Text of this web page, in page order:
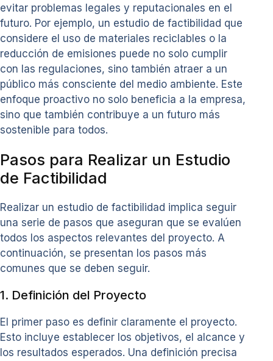
evitar problemas legales y reputacionales en el
futuro. Por ejemplo, un estudio de factibilidad que
considere el uso de materiales reciclables o la
reducción de emisiones puede no solo cumplir
con las regulaciones, sino también atraer a un
público más consciente del medio ambiente. Este
enfoque proactivo no solo beneficia a la empresa,
sino que también contribuye a un futuro más
sostenible para todos.
Pasos para Realizar un Estudio
de Factibilidad
Realizar un estudio de factibilidad implica seguir
una serie de pasos que aseguran que se evalúen
todos los aspectos relevantes del proyecto. A
continuación, se presentan los pasos más
comunes que se deben seguir.
1. Definición del Proyecto
El primer paso es definir claramente el proyecto.
Esto incluye establecer los objetivos, el alcance y
los resultados esperados. Una definición precisa